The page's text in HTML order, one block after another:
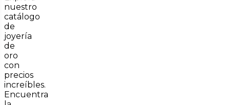
nuestro
catálogo
de
joyería
de
oro
con
precios
increíbles.
Encuentra